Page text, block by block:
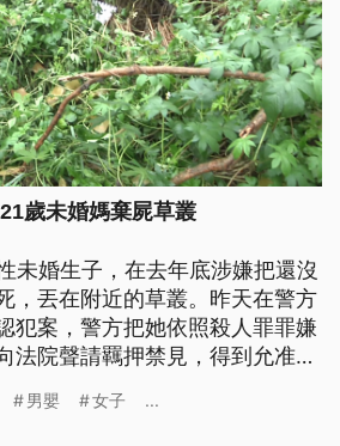
歲未婚媽棄屍草叢
未婚生子，在去年底涉嫌把還沒
，丟在附近的草叢。昨天在警方
犯案，警方把她依照殺人罪罪嫌
法院聲請羈押禁見，得到允准。
幾天的男嬰遺體，他在去年12月
男嬰 女子 ...